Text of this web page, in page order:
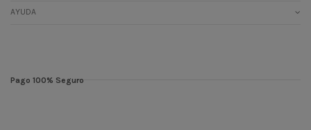
AYUDA
Pago 100% Seguro